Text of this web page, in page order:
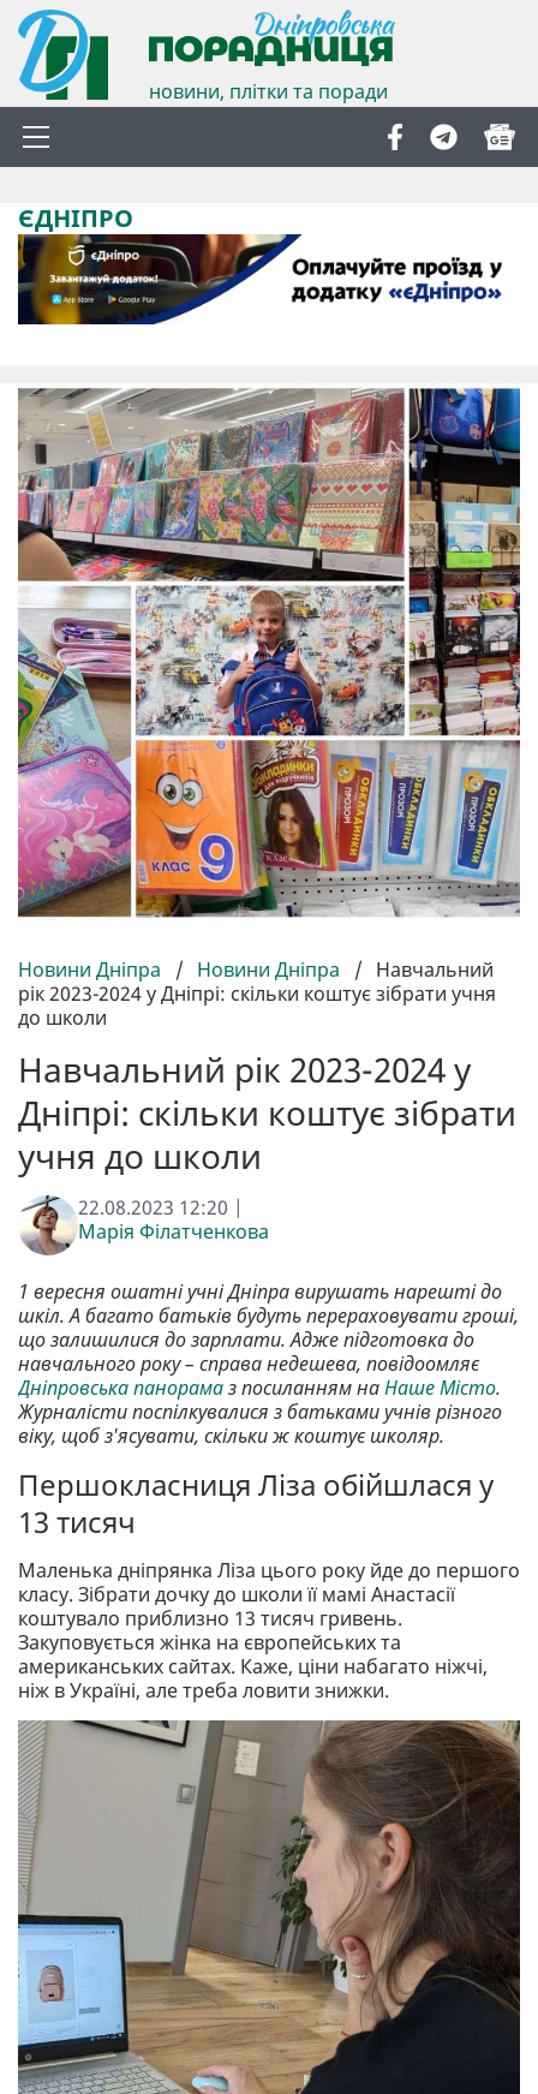
новини, плітки та поради
ЄДНІПРО
Новини Дніпра / Новини Дніпра / Навчальний
рік 2023-2024 у Дніпрі: скільки коштує зібрати учня
до школи
Навчальний рік 2023-2024 у
Дніпрі: скільки коштує зібрати
учня до школи
22.08.2023 12:20 |
Марія Філатченкова
1 вересня ошатні учні Дніпра вирушать нарешті до
шкіл. А багато батьків будуть перераховувати гроші,
що залишилися до зарплати. Адже підготовка до
навчального року – справа недешева, повідоомляє
Дніпровська панорамаз посиланням наНаше Місто.
Журналісти поспілкувалися з батьками учнів різного
віку, щоб з'ясувати, скільки ж коштує школяр.
Першокласниця Ліза обійшлася у
13 тисяч
Маленька дніпрянка Ліза цього року йде до першого
класу. Зібрати дочку до школи її мамі Анастасії
коштувало приблизно 13 тисяч гривень.
Закуповується жінка на європейських та
американських сайтах. Каже, ціни набагато ніжчі,
ніж в Україні, але треба ловити знижки.